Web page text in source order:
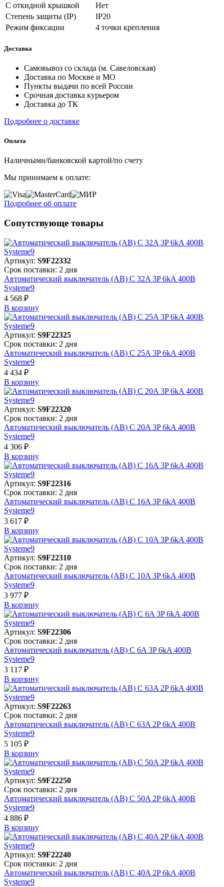
С откидной крышкой
Нет
Степень защиты (IP)
IP20
Режим фиксации
4 точки крепления
Доставка
Самовывоз со склада (м. Савеловская)
Доставка по Москве и МО
Пункты выдачи по всей России
Срочная доставка курьером
Доставка до ТК
Подробнее о доставке
Оплата
Наличными/банковской картой/по счету
Мы принимаем к оплате:
Подробнее об оплате
Сопутствующе товары
Артикул: S9F22332
Срок поставки: 2 дня
Автоматический выключатель (АВ) C 32A 3P 6kA 400В
Systeme9
4 568 ₽
В корзинy
Артикул: S9F22325
Срок поставки: 2 дня
Автоматический выключатель (АВ) C 25A 3P 6kA 400В
Systeme9
4 434 ₽
В корзинy
Артикул: S9F22320
Срок поставки: 2 дня
Автоматический выключатель (АВ) C 20A 3P 6kA 400В
Systeme9
4 306 ₽
В корзинy
Артикул: S9F22316
Срок поставки: 2 дня
Автоматический выключатель (АВ) C 16A 3P 6kA 400В
Systeme9
3 617 ₽
В корзинy
Артикул: S9F22310
Срок поставки: 2 дня
Автоматический выключатель (АВ) C 10A 3P 6kA 400В
Systeme9
3 977 ₽
В корзинy
Артикул: S9F22306
Срок поставки: 2 дня
Автоматический выключатель (АВ) C 6A 3P 6kA 400В
Systeme9
3 117 ₽
В корзинy
Артикул: S9F22263
Срок поставки: 2 дня
Автоматический выключатель (АВ) C 63A 2P 6kA 400В
Systeme9
5 105 ₽
В корзинy
Артикул: S9F22250
Срок поставки: 2 дня
Автоматический выключатель (АВ) C 50A 2P 6kA 400В
Systeme9
4 886 ₽
В корзинy
Артикул: S9F22240
Срок поставки: 2 дня
Автоматический выключатель (АВ) C 40A 2P 6kA 400В
Systeme9